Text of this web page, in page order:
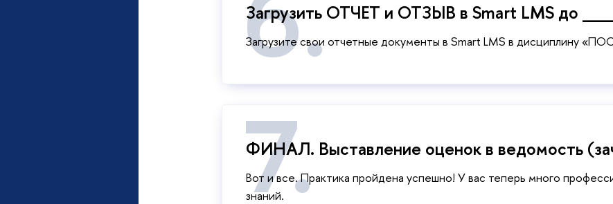
Загрузить ОТЧЕТ и ОТЗЫВ в Smart LMS до
Загрузите свои отчетные документы в Smart LMS в дисциплину
ФИНАЛ. Выставление оценок в ведомость
Вот и все. Практика пройдена успешно! У вас теперь много
знаний.